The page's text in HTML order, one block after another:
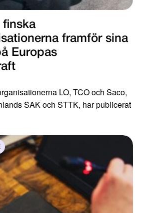
finska
framför sina
Europas
LO, TCO och Saco,
SAK och STTK, har publicerat